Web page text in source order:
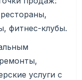
фитнес-клубы.
услуги с